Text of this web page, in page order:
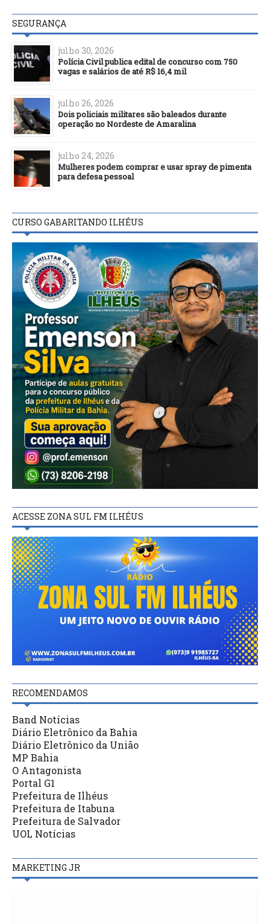
SEGURANÇA
julho 30, 2026
Polícia Civil publica edital de concurso com 750
vagas e salários de até R$ 16,4 mil
julho 26, 2026
Dois policiais militares são baleados durante
operação no Nordeste de Amaralina
julho 24, 2026
Mulheres podem comprar e usar spray de pimenta
para defesa pessoal
CURSO GABARITANDO ILHÉUS
ACESSE ZONA SUL FM ILHÉUS
RECOMENDAMOS
Band Notícias
Diário Eletrônico da Bahia
Diário Eletrônico da União
MP Bahia
O Antagonista
Portal G1
Prefeitura de Ilhéus
Prefeitura de Itabuna
Prefeitura de Salvador
UOL Notícias
MARKETING JR